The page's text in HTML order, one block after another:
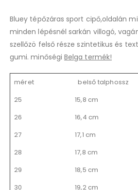
Bluey tépőzáras sport cipő,oldalán
minden lépésnél sarkán villogó,
szellőzö felső része szintetikus és
gumi. minőségiBelga termék!
méret
belső talphossz
25
15,8 cm
26
16,4 cm
27
17,1 cm
28
17,8 cm
29
18,5 cm
30
19,2 cm